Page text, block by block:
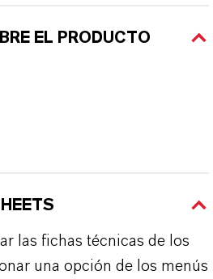
EL PRODUCTO
las fichas técnicas de los
una opción de los menús